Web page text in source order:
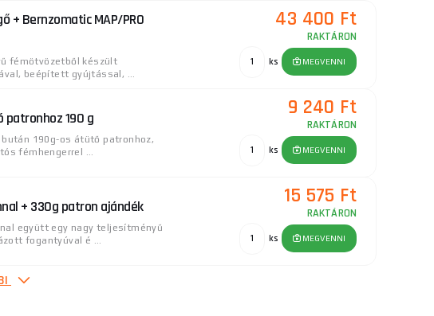
+ Bernzomatic MAP/PRO
fémötvözetből készült
beépített gyújtással, ...
43 400 Ft
RAKTÁRON
ks MEGVENNI
190 g
190g-os átütő patronhoz,
fémhengerrel ...
9 240 Ft
RAKTÁRON
ks MEGVENNI
+ 330g patron ajándék
együtt egy nagy teljesítményű
fogantyúval é ...
15 575 Ft
RAKTÁRON
ks MEGVENNI